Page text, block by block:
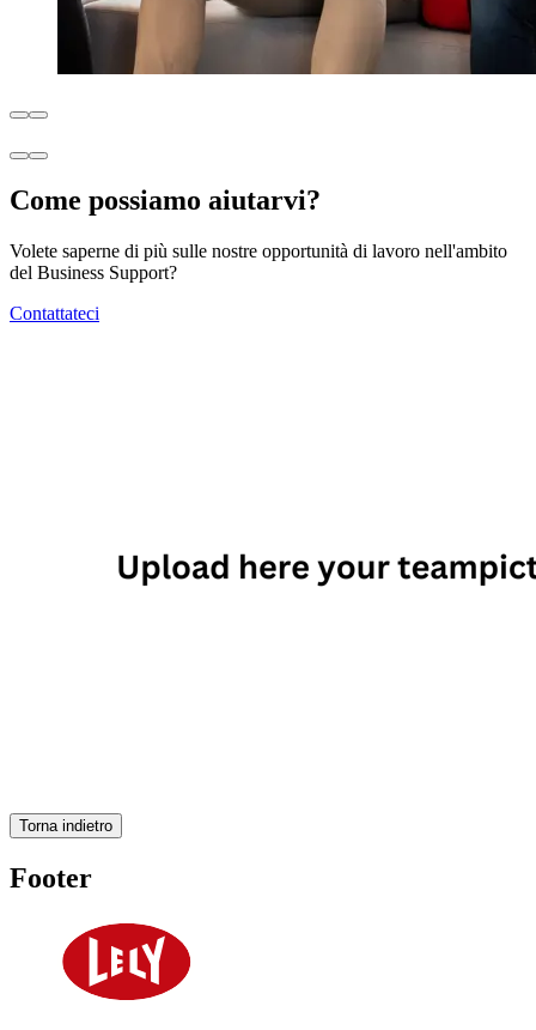
Come possiamo aiutarvi?
Volete saperne di più sulle nostre opportunità di lavoro nell'ambito
del Business Support?
Contattateci
Torna indietro
Footer